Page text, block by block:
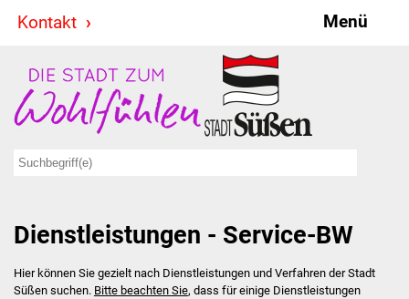
Kontakt Menü
Stadt & Politik
Bürgermeister
Ausschüsse
Ratsinformationssystem
Dienstleistungen - Service-BW
Hier können Sie gezielt nach Dienstleistungen und Verfahren der Stadt
Süßen suchen. Bitte beachten Sie, dass für einige Dienstleistungen